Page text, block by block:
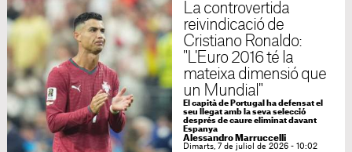
La controvertida
reivindicació de
Cristiano Ronaldo:
"L'Euro 2016 té la
mateixa dimensió que
un Mundial"
El capità de Portugal ha defensat el
seu llegat amb la seva selecció
després de caure eliminat davant
Espanya
Alessandro Marruccelli
Dimarts, 7 de juliol de 2026 - 10:02